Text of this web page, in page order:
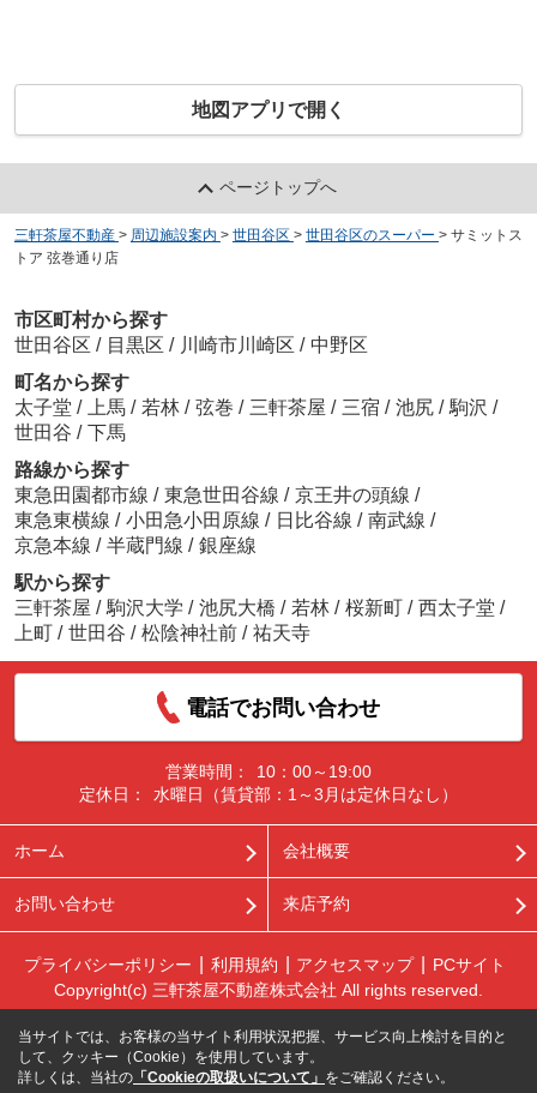
地図アプリで開く
ページトップへ
三軒茶屋不動産 > 周辺施設案内 > 世田谷区 > 世田谷区のスーパー > サミットス
トア 弦巻通り店
市区町村から探す
世田谷区 / 目黒区 / 川崎市川崎区 / 中野区
町名から探す
太子堂 / 上馬 / 若林 / 弦巻 / 三軒茶屋 / 三宿 / 池尻 / 駒沢 /
世田谷 / 下馬
路線から探す
東急田園都市線 / 東急世田谷線 / 京王井の頭線 /
東急東横線 / 小田急小田原線 / 日比谷線 / 南武線 /
京急本線 / 半蔵門線 / 銀座線
駅から探す
三軒茶屋 / 駒沢大学 / 池尻大橋 / 若林 / 桜新町 / 西太子堂 /
上町 / 世田谷 / 松陰神社前 / 祐天寺
電話でお問い合わせ
営業時間：
10：00～19:00
定休日：
水曜日（賃貸部：1～3月は定休日なし）
ホーム 会社概要
お問い合わせ 来店予約
プライバシーポリシー 利用規約 アクセスマップ
PCサイト
Copyright(c) 三軒茶屋不動産株式会社 All rights reserved.
当サイトでは、お客様の当サイト利用状況把握、サービス向上検討を目的と
して、クッキー（Cookie）を使用しています。
詳しくは、当社の 「Cookieの取扱いについて」 をご確認ください。